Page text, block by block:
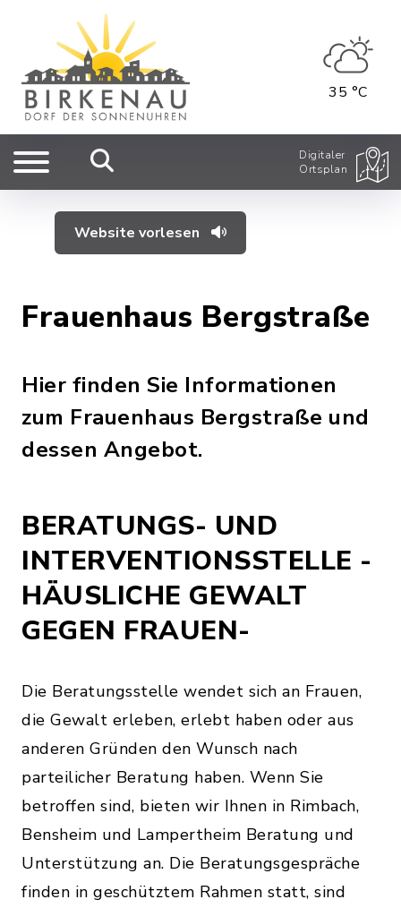
35 °C
Digitaler
Ortsplan
Website vorlesen
Frauenhaus Bergstraße
Hier finden Sie Informationen
zum Frauenhaus Bergstraße und
dessen Angebot.
BERATUNGS- UND
INTERVENTIONSSTELLE -
HÄUSLICHE GEWALT
GEGEN FRAUEN-
Die Beratungsstelle wendet sich an Frauen,
die Gewalt erleben, erlebt haben oder aus
anderen Gründen den Wunsch nach
parteilicher Beratung haben. Wenn Sie
betroffen sind, bieten wir Ihnen in Rimbach,
Bensheim und Lampertheim Beratung und
Unterstützung an. Die Beratungsgespräche
finden in geschütztem Rahmen statt, sind